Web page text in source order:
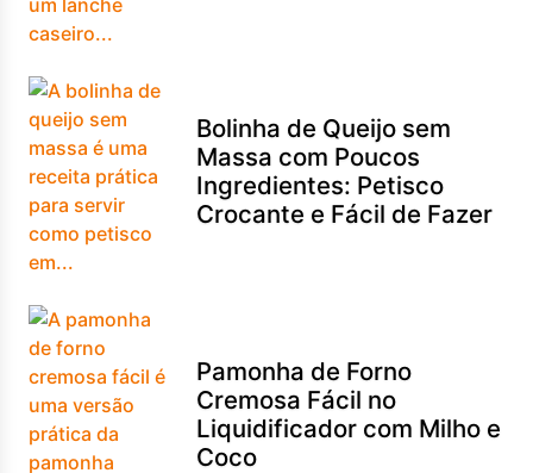
Bolinha de Queijo sem
Massa com Poucos
Ingredientes: Petisco
Crocante e Fácil de Fazer
Pamonha de Forno
Cremosa Fácil no
Liquidificador com Milho e
Coco